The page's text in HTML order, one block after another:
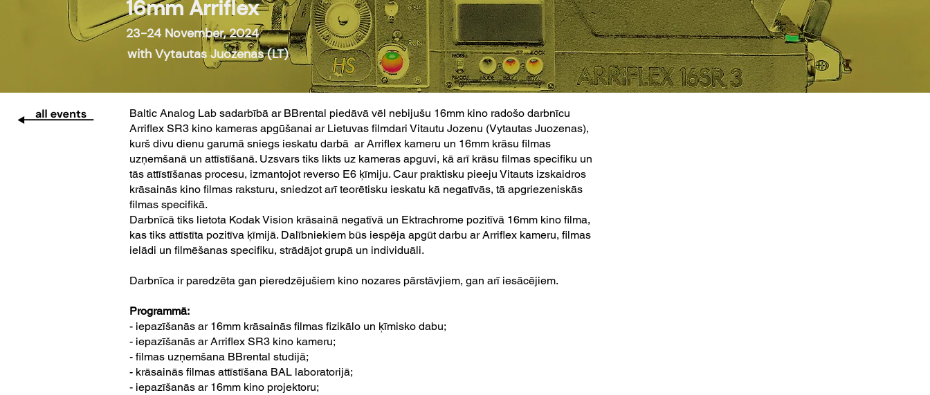
16mm Arriflex
23-24 November, 2024
with Vytautas Juozenas (LT)
Baltic Analog Lab sadarbībā ar BBrental piedāvā vēl nebijušu 16mm kino radošo darbnīcu
Arriflex SR3 kino kameras apgūšanai ar Lietuvas filmdari Vitautu Jozenu (Vytautas Juozenas),
kurš divu dienu garumā sniegs ieskatu darbā ar Arriflex kameru un 16mm krāsu filmas
uzņemšanā un attīstīšanā. Uzsvars tiks likts uz kameras apguvi, kā arī krāsu filmas specifiku un
tās attīstīšanas procesu, izmantojot reverso E6 ķīmiju. Caur praktisku pieeju Vitauts izskaidros
krāsainās kino filmas raksturu, sniedzot arī teorētisku ieskatu kā negatīvās, tā apgriezeniskās
filmas specifikā.
Darbnīcā tiks lietota Kodak Vision krāsainā negatīvā un Ektrachrome pozitīvā 16mm kino filma,
kas tiks attīstīta pozitīva ķīmijā. Dalībniekiem būs iespēja apgūt darbu ar Arriflex kameru, filmas
ielādi un filmēšanas specifiku, strādājot grupā un individuāli.
Darbnīca ir paredzēta gan pieredzējušiem kino nozares pārstāvjiem, gan arī iesācējiem.
Programmā:
- iepazīšanās ar 16mm krāsainās filmas fizikālo un ķīmisko dabu;
- iepazīšanās ar Arriflex SR3 kino kameru;
- filmas uzņemšana BBrental studijā;
- krāsainās filmas attīstīšana BAL laboratorijā;
- iepazīšanās ar 16mm kino projektoru;